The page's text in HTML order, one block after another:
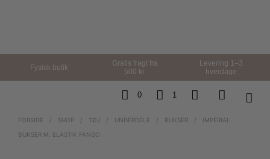
Fysisk butik
Gratis fragt fra
500 kr.
Levering 1–3
hverdage
0 1
FORSIDE / SHOP / TØJ / UNDERDELE / BUKSER /
IMPERIAL
BUKSER M. ELASTIK FANGO